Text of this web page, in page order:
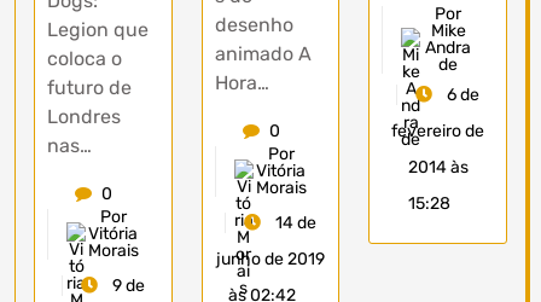
Legion que
coloca o
futuro de
Londres
nas…
0
Por
Vitória
Morais
9 de
desenho
animado A
Hora…
0
Por
Vitória
Morais
14 de
junho de 2019
às 02:42
Por
Mike
Andra
de
6 de
fevereiro de
2014 às
15:28